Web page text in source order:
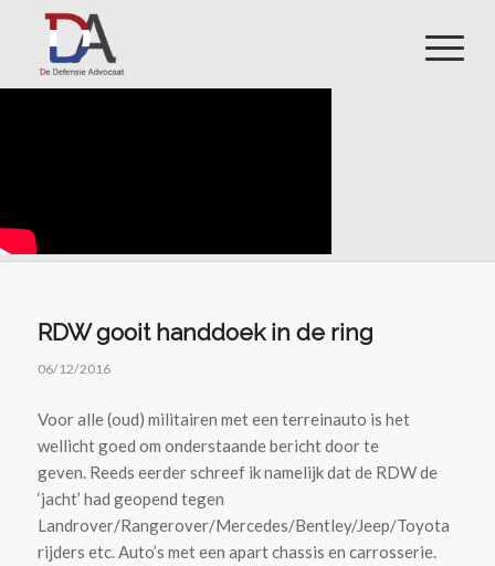
RDW gooit handdoek in de ring
06/12/2016
Voor alle (oud) militairen met een terreinauto is het
wellicht goed om onderstaande bericht door te
geven. Reeds eerder schreef ik namelijk dat de RDW de
‘jacht’ had geopend tegen
Landrover/Rangerover/Mercedes/Bentley/Jeep/Toyota
rijders etc. Auto’s met een apart chassis en carrosserie.